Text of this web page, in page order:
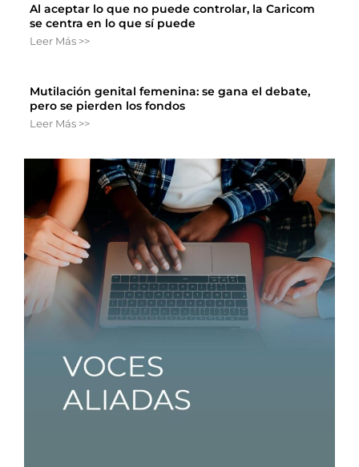
Al aceptar lo que no puede controlar, la Caricom
se centra en lo que sí puede
Leer Más >>
Mutilación genital femenina: se gana el debate,
pero se pierden los fondos
Leer Más >>